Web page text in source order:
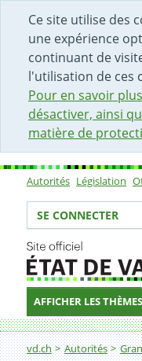
Ce site utilise des
une expérience
continuant de
l'utilisation de ces
Pour en savoir
désactiver, ainsi
matière de
DÉBUT DU
ACCÈS AU CHAMP
PAGE D'ACCUEIL
FORMULAIRE DE
Sous-
Autorités Législation
Votre
SE CONNECTER
AFFICHER LES THÈMES
Fil
vd.ch Autorités